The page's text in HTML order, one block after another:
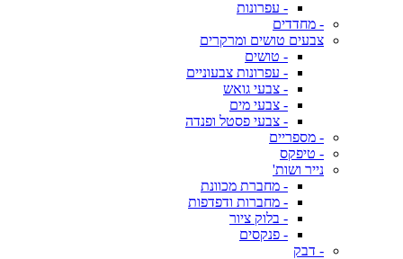
- עפרונות
- מחדדים
צבעים טושים ומרקרים
- טושים
- עפרונות צבעוניים
- צבעי גואש
- צבעי מים
- צבעי פסטל ופנדה
- מספריים
- טיפקס
נייר ושות'
- מחברת מכוונת
- מחברות ודפדפות
- בלוק ציור
- פנקסים
- דבק